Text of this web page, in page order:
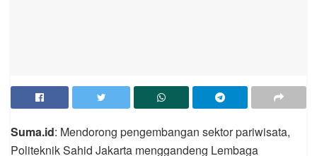
Suma.id: Mendorong pengembangan sektor pariwisata,
Politeknik Sahid Jakarta menggandeng Lembaga